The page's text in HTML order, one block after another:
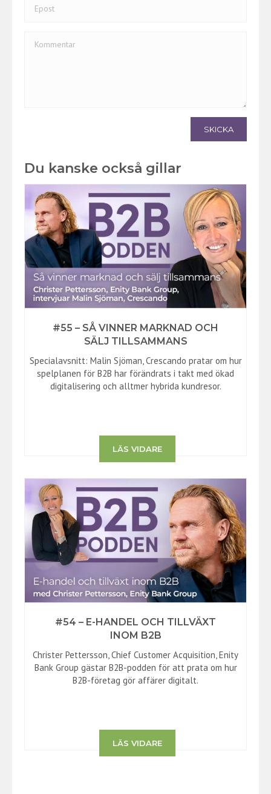
SKICKA
Du kanske också gillar
#55 – SÅ VINNER MARKNAD OCH
SÄLJ TILLSAMMANS
Specialavsnitt: Malin Sjöman, Crescando pratar om hur
spelplanen för B2B har förändrats i takt med ökad
digitalisering och alltmer hybrida kundresor.
LÄS VIDARE
#54 – E-HANDEL OCH TILLVÄXT
INOM B2B
Christer Pettersson, Chief Customer Acquisition, Enity
Bank Group gästar B2B-podden för att prata om hur
B2B-företag gör affärer digitalt.
LÄS VIDARE